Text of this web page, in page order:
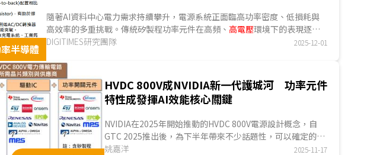
半導體
隨著AI資料中心電力需求持續攀升，電源系統正面臨高功率密度、低損耗與
高效率的多重挑戰。傳統矽製程功率元件在高頻、 高電壓環境下的表現逐漸
逼近極限，推動第三代半導體GaN在資料中心、工業與航太等領域加速滲
一世代電源轉換的重要材料...
DIGITIMES研究團隊 2025-12-01
HVDC 800V成NVIDIA新一代護城河 功率元件
特性成發揮AI效能核心關鍵
NVIDIA在2025年開始推動的HVDC 800V電源設計概念，自
GTC 2025推出後，為下半年帶來不少話題性，可以確定的
是，HVDC 800V在CUDA與NVLink後，儼然成為NVI...
姚嘉洋 2025-11-17